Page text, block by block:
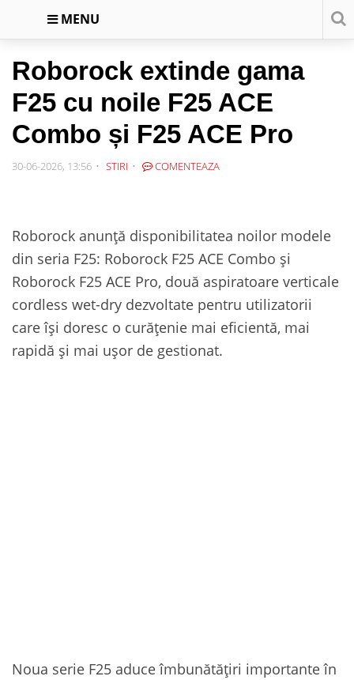
MENU
Roborock extinde gama
F25 cu noile F25 ACE
Combo și F25 ACE Pro
30-06-2026, 13:56 STIRI COMENTEAZA
Roborock anunță disponibilitatea noilor modele
din seria F25: Roborock F25 ACE Combo și
Roborock F25 ACE Pro, două aspiratoare verticale
cordless wet-dry dezvoltate pentru utilizatorii
care își doresc o curățenie mai eficientă, mai
rapidă și mai ușor de gestionat.
Noua serie F25 aduce îmbunătățiri importante în